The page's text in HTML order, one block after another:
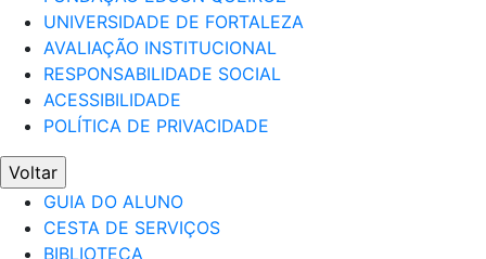
UNIVERSIDADE DE FORTALEZA
AVALIAÇÃO INSTITUCIONAL
RESPONSABILIDADE SOCIAL
ACESSIBILIDADE
POLÍTICA DE PRIVACIDADE
Voltar
GUIA DO ALUNO
CESTA DE SERVIÇOS
BIBLIOTECA